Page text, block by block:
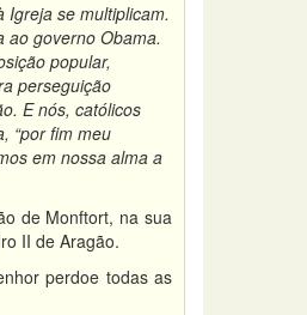
Igreja se multiplicam.
ao governo Obama.
popular,
perseguição
E nós, católicos
“por fim meu
em nossa alma a
de Monftort, na sua
II de Aragão.
perdoe todas as